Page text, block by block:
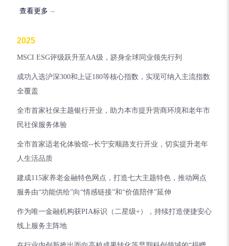
查看更多
2025
MSCI ESG评级跃升至AA级，跻身全球同业领先行列
成功入选沪深300和上证180等核心指数，实现可纳入主流指数
全覆盖
全市首家社保主题银行开业，助力本市提升营商环境和老年市
民社保服务体验
全市首家适老化体验馆--长宁安顺路支行开业，切实提升老年
人生活品质
建成115家养老金融特色网点，打造七大主题特色，推动网点
服务由“功能供给”向“情感链接”和“价值陪伴”延伸
作为唯一金融机构获PIA标识（二星级+），持续打造便捷安心
线上服务主阵地